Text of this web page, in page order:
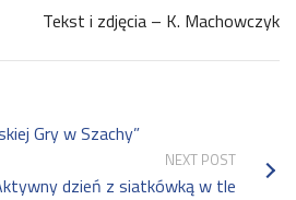
Tekst i zdjęcia – K. Machowczyk
Gry w Szachy”
NEXT POST
dzień z siatkówką w tle